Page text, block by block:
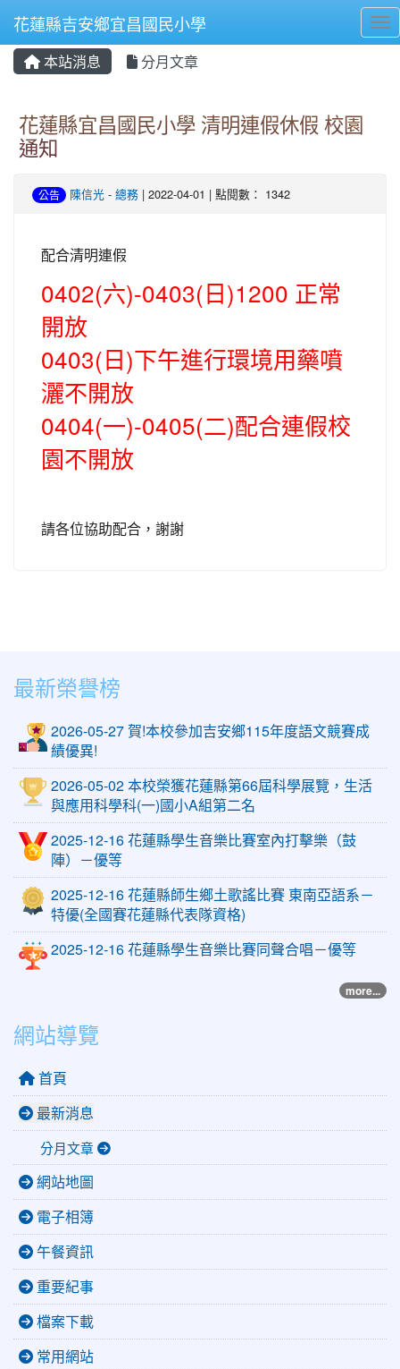
花蓮縣吉安鄉宜昌國民小學
本站消息 分月文章
花蓮縣宜昌國民小學 清明連假休假 校園
通知
公告 陳信光 - 總務 | 2022-04-01 | 點閱數： 1342
配合清明連假
0402(六)-0403(日)1200 正常
開放
0403(日)下午進行環境用藥噴
灑不開放
0404(一)-0405(二)配合連假校
園不開放
請各位協助配合，謝謝
最新榮譽榜
2026-05-27 賀!本校參加吉安鄉115年度語文競賽成
績優異!
2026-05-02 本校榮獲花蓮縣第66屆科學展覽，生活
與應用科學科(一)國小A組第二名
2025-12-16 花蓮縣學生音樂比賽室內打擊樂（鼓
陣）－優等
2025-12-16 花蓮縣師生鄉土歌謠比賽 東南亞語系－
特優(全國賽花蓮縣代表隊資格)
2025-12-16 花蓮縣學生音樂比賽同聲合唱－優等
more...
網站導覽
首頁
最新消息
分月文章
網站地圖
電子相簿
午餐資訊
重要紀事
檔案下載
常用網站